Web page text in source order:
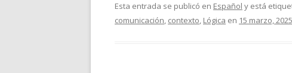
Esta entrada se publicó en Español y está
comunicación, contexto, Lógica en 15 marzo, 2025